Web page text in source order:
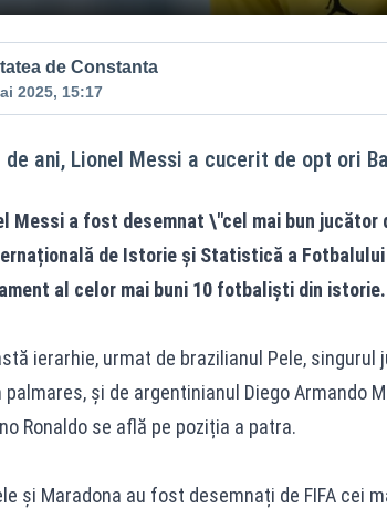
de Constanta
2025, 15:17
ani, Lionel Messi a cucerit de opt ori
Messi a fost desemnat \"cel mai bun
de Istorie și Statistică a Fotbalului
al celor mai buni 10 fotbaliști din istorie.
ierarhie, urmat de brazilianul Pele,
și de argentinianul Diego Armando
Ronaldo se află pe poziția a patra.
și Maradona au fost desemnați de FIFA cei